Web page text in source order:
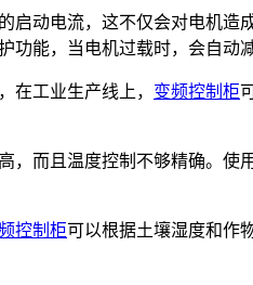
动电流，这不仅会对电机造
功能，当电机过载时，会自动
在工业生产线上， 变频控制柜
，而且温度控制不够精确。使用
控制柜可以根据土壤湿度和作